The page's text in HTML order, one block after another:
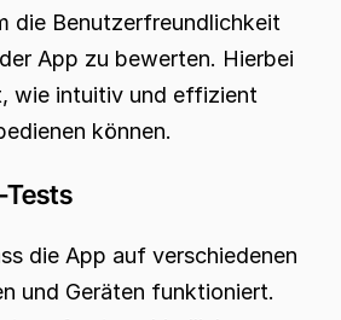
die Benutzerfreundlichkeit
App zu bewerten. Hierbei
wie intuitiv und effizient
können.
die App auf verschiedenen
und Geräten funktioniert.